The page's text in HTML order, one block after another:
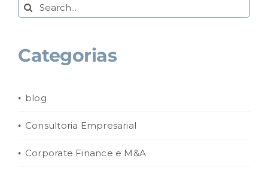
Search
for:
Categorias
blog
Consultoria Empresarial
Corporate Finance e M&A